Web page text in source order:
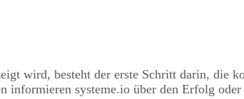
wird, besteht der erste Schritt darin, die
systeme.io über den Erfolg